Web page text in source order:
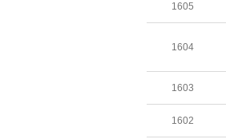
1605
1604
1603
1602